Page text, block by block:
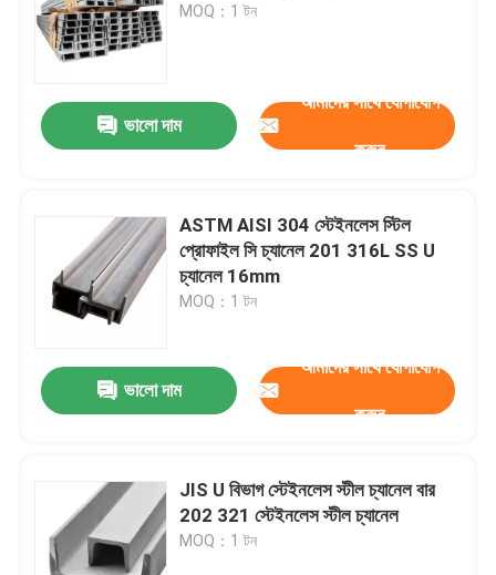
MOQ：1 টন
ভালো দাম
আমাদের সাথে যোগাযোগ
করুন
ASTM AISI 304 স্টেইনলেস স্টিল
প্রোফাইল সি চ্যানেল 201 316L SS U
চ্যানেল 16mm
MOQ：1 টন
ভালো দাম
আমাদের সাথে যোগাযোগ
করুন
JIS U বিভাগ স্টেইনলেস স্টীল চ্যানেল বার
202 321 স্টেইনলেস স্টীল চ্যানেল
MOQ：1 টন